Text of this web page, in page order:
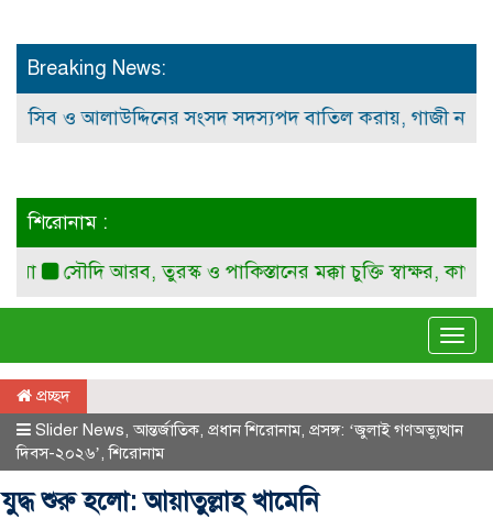
Breaking News:
ও আলাউদ্দিনের সংসদ সদস্যপদ বাতিল করায়, গাজী নজরুল
শিরোনাম :
সৌদি আরব, তুরস্ক ও পাকিস্তানের মক্কা চুক্তি স্বাক্ষর, কাগুজে চুক্তি
প্রচ্ছদ
Slider News, আন্তর্জাতিক, প্রধান শিরোনাম, প্রসঙ্গ: ‘জুলাই গণঅভ্যুত্থান
দিবস-২০২৬’,শিরোনাম
যুদ্ধ শুরু হলো: আয়াতুল্লাহ খামেনি